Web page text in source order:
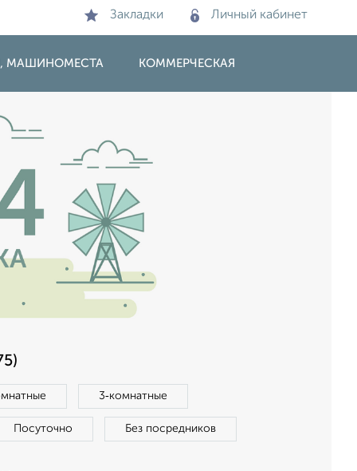
Закладки Личный кабинет
МАШИНОМЕСТА КОММЕРЧЕСКАЯ
3‑комнатные
Посуточно Без посредников